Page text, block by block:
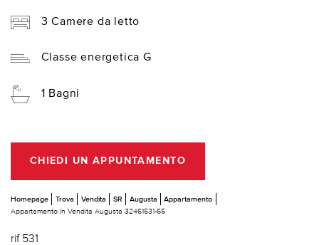
3 Camere da letto
Classe energetica G
1 Bagni
CHIEDI UN APPUNTAMENTO
Homepage Trova Vendita SR Augusta
Appartamento
Appartamento In Vendita Augusta 32461531-65
rif 531